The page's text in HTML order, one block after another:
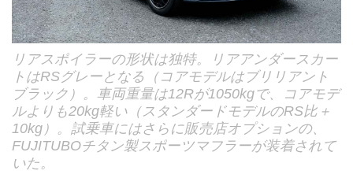
リアスポイラーの形状は独特。リアアンダースカー
トはRSグレーとなる（コアモデルはブリリアント
ブラック）。車両重量は12Rが1050kgで、コアモデ
ルよりも20kg軽い（スタンダードモデルのRS比＋
10kg）。試乗車にはさらに販売店オプションの、
FUJITUBOチタン製スポーツマフラーが装着されて
いた。